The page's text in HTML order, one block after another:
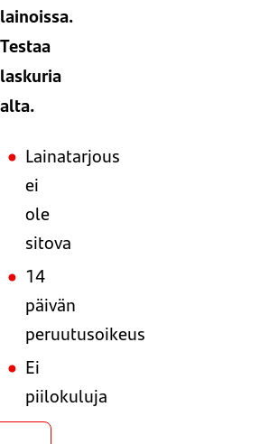
lainoissa.
Testaa
laskuria
alta.
Lainatarjous
ei
ole
sitova
14
päivän
peruutusoikeus
Ei
piilokuluja